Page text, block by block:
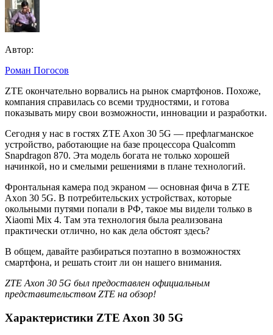
Автор:
Роман Погосов
Обзор
ZTE
30
5G.
Интересное
предложение
за
30
тысяч
рублей
ZTE окончательно ворвались на рынок смартфонов. Похоже,
компания справилась со всеми трудностями, и готова
показывать миру свои возможности, инновации и разработки.
Сегодня у нас в гостях ZTE Axon 30 5G — префлагманское
устройство, работающие на базе процессора Qualcomm
Snapdragon 870. Эта модель богата не только хорошей
начинкой, но и смелыми решениями в плане технологий.
Фронтальная камера под экраном — основная фича в ZTE
Axon 30 5G. В потребительских устройствах, которые
окольными путями попали в РФ, такое мы видели только в
Xiaomi Mix 4. Там эта технология была реализована
практически отлично, но как дела обстоят здесь?
В общем, давайте разбираться поэтапно в возможностях
смартфона, и решать стоит ли он нашего внимания.
ZTE Axon 30 5G был предоставлен официальным
представительством ZTE на обзор!
Характеристики ZTE Axon 30 5G